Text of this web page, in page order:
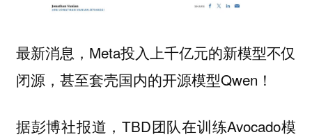
最新消息，Meta投入上千亿元的新模型不仅
闭源，甚至套壳国内的开源模型Qwen！
据彭博社报道，TBD团队在训练Avocado模